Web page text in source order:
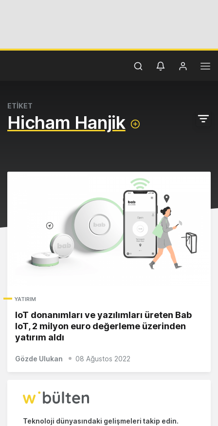
ETİKET
Hicham Hanjik
YATIRIM
IoT donanımları ve yazılımları üreten Bab
IoT, 2 milyon euro değerleme üzerinden
yatırım aldı
Gözde Ulukan 08 Ağustos 2022
Teknoloji dünyasındaki gelişmeleri takip edin.